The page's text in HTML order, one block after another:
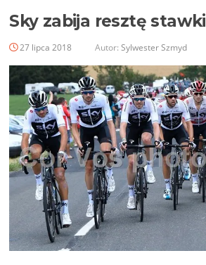
Sky zabija resztę stawki
27 lipca 2018 Autor:Sylwester Szmyd